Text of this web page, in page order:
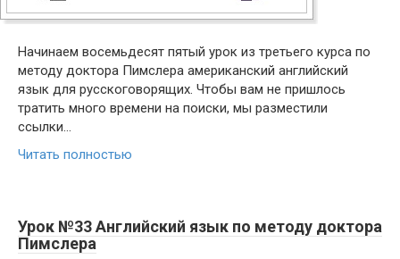
Начинаем восемьдесят пятый урок из третьего курса по
методу доктора Пимслера американский английский
язык для русскоговорящих. Чтобы вам не пришлось
тратить много времени на поиски, мы разместили
ссылки…
Читать полностью
Урок №33 Английский язык по методу доктора
Пимслера